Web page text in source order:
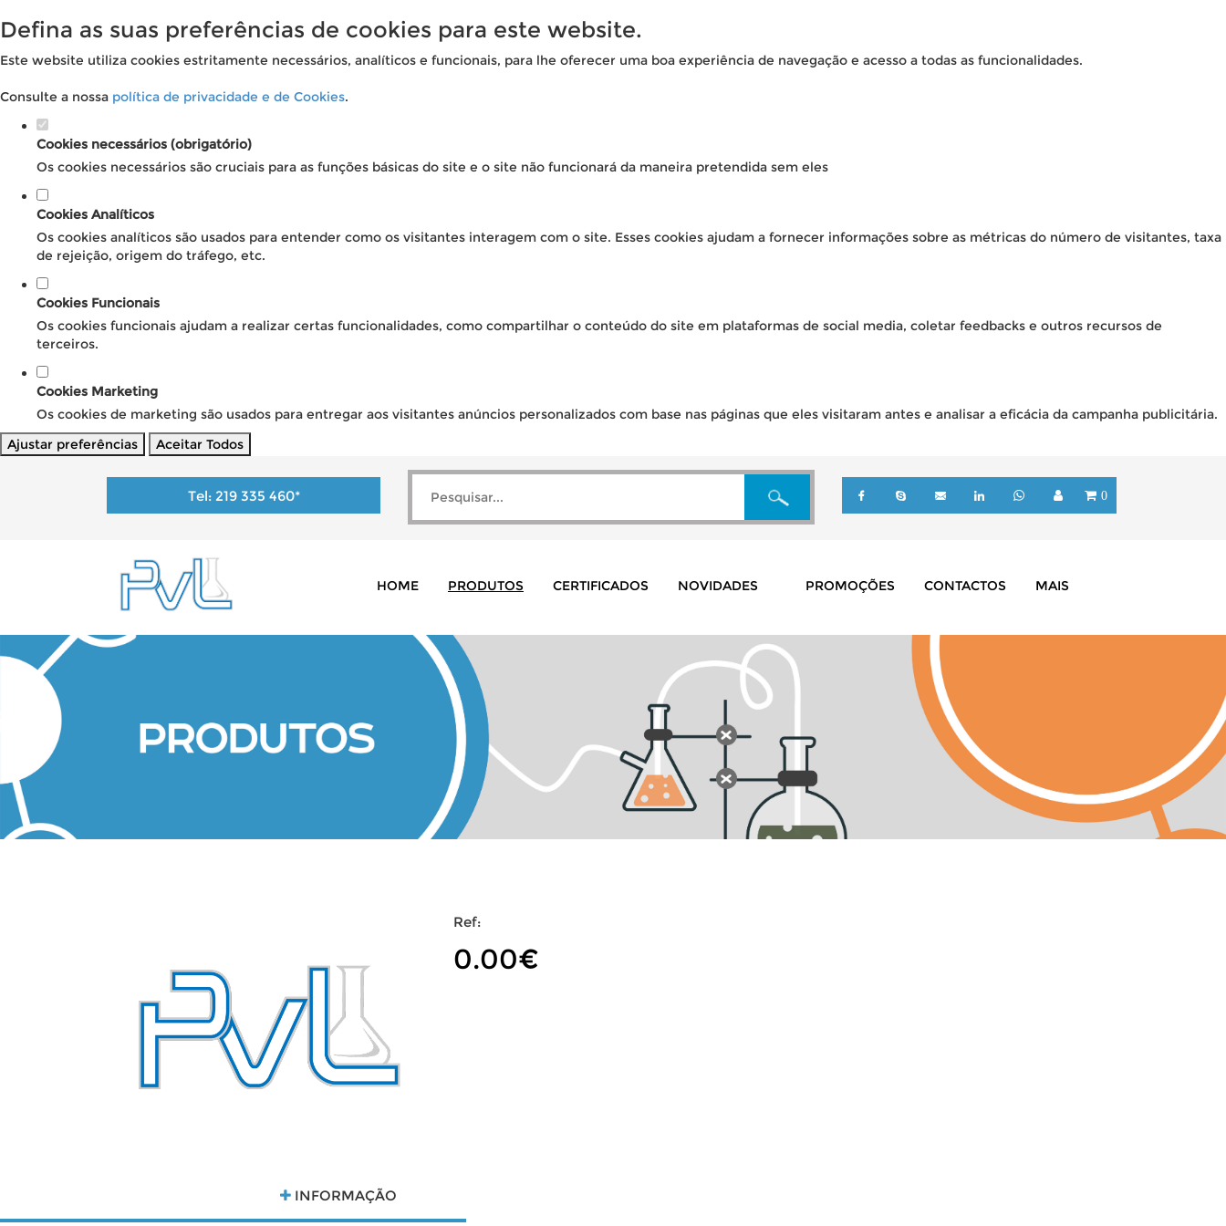
Defina as suas preferências de cookies para este website.
Este website utiliza cookies estritamente necessários, analíticos e funcionais, para lhe oferecer uma boa experiência de navegação e acesso a todas as funcionalidades.
Consulte a nossa política de privacidade e de Cookies.
Cookies necessários (obrigatório)
Os cookies necessários são cruciais para as funções básicas do site e o site não funcionará da maneira pretendida sem eles
Cookies Analíticos
Os cookies analíticos são usados para entender como os visitantes interagem com o site. Esses cookies ajudam a fornecer informações sobre as métricas do número de visitantes, taxa
de rejeição, origem do tráfego, etc.
Cookies Funcionais
Os cookies funcionais ajudam a realizar certas funcionalidades, como compartilhar o conteúdo do site em plataformas de social media, coletar feedbacks e outros recursos de
terceiros.
Cookies Marketing
Os cookies de marketing são usados para entregar aos visitantes anúncios personalizados com base nas páginas que eles visitaram antes e analisar a eficácia da campanha publicitária.
Ajustar preferências
Aceitar Todos
Tel: 219 335 460* 0
HOME PRODUTOS CERTIFICADOS NOVIDADES PROMOÇÕES CONTACTOS MAIS
Ref:
0.00€
INFORMAÇÃO